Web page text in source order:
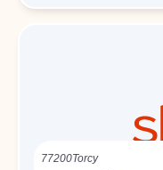
77200Torcy